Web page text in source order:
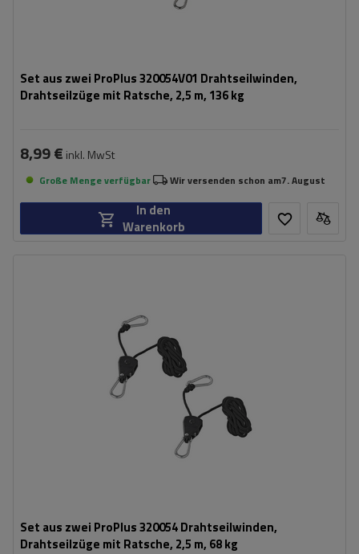
Set aus zwei ProPlus 320054V01 Drahtseilwinden,
Drahtseilzüge mit Ratsche, 2,5 m, 136 kg
8,99 € inkl. MwSt
Große Menge verfügbar Wir versenden schon am7. August
In den
Warenkorb
Set aus zwei ProPlus 320054 Drahtseilwinden,
Drahtseilzüge mit Ratsche, 2,5 m, 68 kg